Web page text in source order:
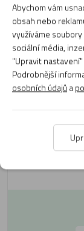
Plátek pro
Abychom vám
obsah nebo
využíváme
sociální média,
"Upravit
Podrobnější
osobních údajůa